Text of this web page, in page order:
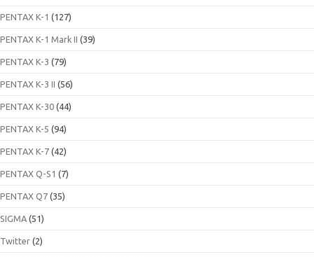
PENTAX K-1 (127)
PENTAX K-1 Mark II (39)
PENTAX K-3 (79)
PENTAX K-3 II (56)
PENTAX K-30 (44)
PENTAX K-5 (94)
PENTAX K-7 (42)
PENTAX Q-S1 (7)
PENTAX Q7 (35)
SIGMA (51)
Twitter (2)